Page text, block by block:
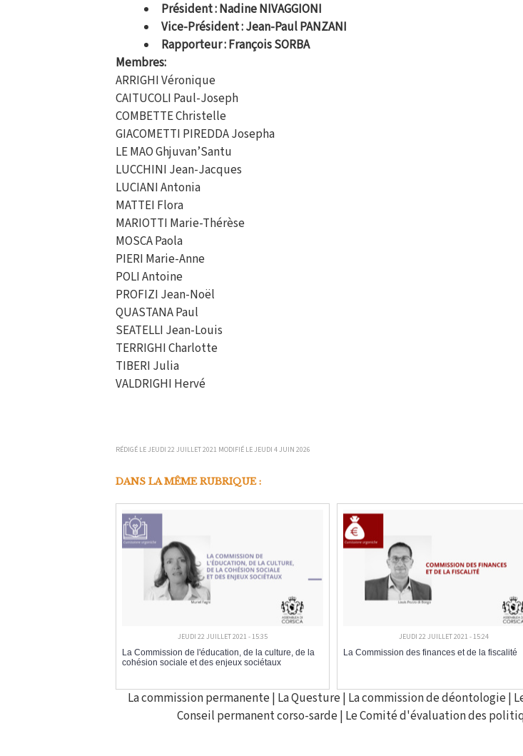
Président : Nadine NIVAGGIONI
Vice-Président : Jean-Paul PANZANI
Rapporteur : François SORBA
Membres:
ARRIGHI Véronique
CAITUCOLI Paul-Joseph
COMBETTE Christelle
GIACOMETTI PIREDDA Josepha
LE MAO Ghjuvan’Santu
LUCCHINI Jean-Jacques
LUCIANI Antonia
MATTEI Flora
MARIOTTI Marie-Thérèse
MOSCA Paola
PIERI Marie-Anne
POLI Antoine
PROFIZI Jean-Noël
QUASTANA Paul
SEATELLI Jean-Louis
TERRIGHI Charlotte
TIBERI Julia
VALDRIGHI Hervé
RÉDIGÉ LE JEUDI 22 JUILLET 2021 MODIFIÉ LE JEUDI 4 JUIN 2026
DANS LA MÊME RUBRIQUE :
JEUDI 22 JUILLET 2021 - 15:35
La Commission de l'éducation, de la culture, de la
cohésion sociale et des enjeux sociétaux
JEUDI 22 JUILLET 2021 - 15:24
La Commission des finances et de la fiscalité
La commission permanente| La Questure| La commission de déontologie|
Conseil permanent corso-sarde| Le Comité d'évaluation des